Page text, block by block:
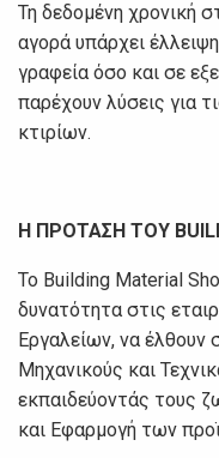
Τη δεδομένη χρονική
αγορά υπάρχει
γραφεία όσο και σε
παρέχουν λύσεις για
κτιρίων.
Η ΠΡΟΤΑΣΗ ΤΟΥ
To Building Material
δυνατότητα στις
Εργαλείων, να έλθουν
Μηχανικούς και
εκπαιδεύοντάς τους
και Εφαρμογή των